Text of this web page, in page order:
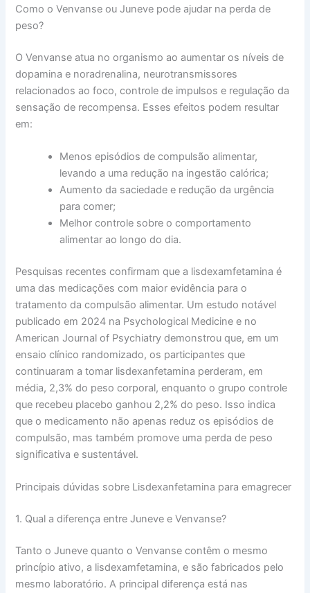
Como o Venvanse ou Juneve pode ajudar na perda de
peso?
O Venvanse atua no organismo ao aumentar os níveis de
dopamina e noradrenalina, neurotransmissores
relacionados ao foco, controle de impulsos e regulação da
sensação de recompensa. Esses efeitos podem resultar
em:
Menos episódios de compulsão alimentar,
levando a uma redução na ingestão calórica;
Aumento da saciedade e redução da urgência
para comer;
Melhor controle sobre o comportamento
alimentar ao longo do dia.
Pesquisas recentes confirmam que a lisdexamfetamina é
uma das medicações com maior evidência para o
tratamento da compulsão alimentar. Um estudo notável
publicado em 2024 na Psychological Medicine e no
American Journal of Psychiatry demonstrou que, em um
ensaio clínico randomizado, os participantes que
continuaram a tomar lisdexanfetamina perderam, em
média, 2,3% do peso corporal, enquanto o grupo controle
que recebeu placebo ganhou 2,2% do peso. Isso indica
que o medicamento não apenas reduz os episódios de
compulsão, mas também promove uma perda de peso
significativa e sustentável.
Principais dúvidas sobre Lisdexanfetamina para emagrecer
1. Qual a diferença entre Juneve e Venvanse?
Tanto o Juneve quanto o Venvanse contêm o mesmo
princípio ativo, a lisdexamfetamina, e são fabricados pelo
mesmo laboratório. A principal diferença está nas